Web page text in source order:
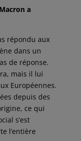
a
répondu aux
dans un
de réponse.
mais il lui
Européennes.
depuis des
ce qui
s’est
l’entière